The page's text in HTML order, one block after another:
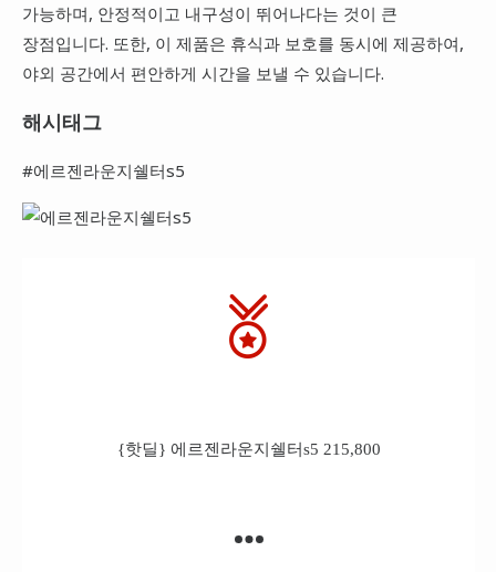
가능하며, 안정적이고 내구성이 뛰어나다는 것이 큰
장점입니다. 또한, 이 제품은 휴식과 보호를 동시에 제공하여,
야외 공간에서 편안하게 시간을 보낼 수 있습니다.
해시태그
#에르젠라운지쉘터s5
{핫딜} 에르젠라운지쉘터s5 215,800